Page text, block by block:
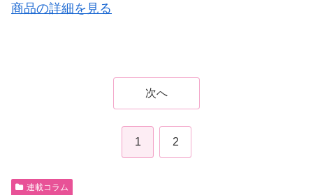
商品の詳細を見る
次へ
1 2
連載コラム